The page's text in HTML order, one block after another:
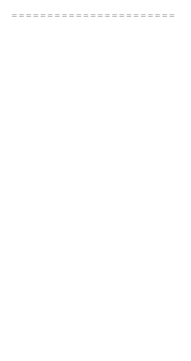
＝＝＝＝＝＝＝＝＝＝＝＝＝＝＝＝＝＝＝＝＝＝＝